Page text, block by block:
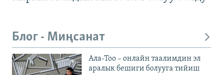
Блог - Миңсанат
Ала-Тоо – онлайн таалимдин эл
аралык бешиги болууга тийиш